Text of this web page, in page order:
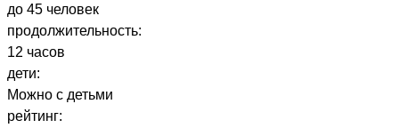
до 45 человек
продолжительность:
12 часов
дети:
Можно с детьми
рейтинг: